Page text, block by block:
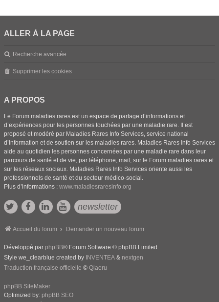
ALLER À LA PAGE
Recherche avancée
Supprimer les cookies
A PROPOS
Le Forum maladies rares est un espace de partage d’informations et
d’expériences pour les personnes touchées par une maladie rare. Il est
proposé et modéré par Maladies Rares Info Services, service national
d’information et de soutien sur les maladies rares. Maladies Rares Info Services
aide au quotidien les personnes concernées par une maladie rare dans leur
parcours de santé et de vie, par téléphone, mail, sur le Forum maladies rares et
sur les réseaux sociaux. Maladies Rares Info Services oriente aussi les
professionnels de santé et du secteur médico-social.
Plus d’informations : www.maladiesraresinfo.org
newsletter
Accueil du forum Demander un nouveau forum
Développé par phpBB® Forum Software © phpBB Limited
Style we_clearblue created by INVENTEA & nextgen
Traduction française officielle © Qiaeru
phpBB SiteMaker
Optimized by: phpBB SEO